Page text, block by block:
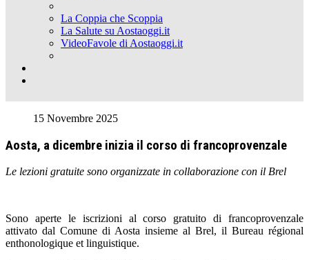
La Coppia che Scoppia
La Salute su Aostaoggi.it
VideoFavole di Aostaoggi.it
15 Novembre 2025
Aosta, a dicembre inizia il corso di francoprovenzale
Le lezioni gratuite sono organizzate in collaborazione con il Brel
Sono aperte le iscrizioni al corso gratuito di francoprovenzale
attivato dal Comune di Aosta insieme al Brel, il Bureau régional
enthonologique et linguistique.